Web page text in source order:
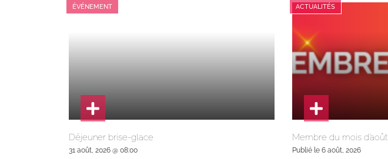
ÉVÉNEMENT
Déjeuner brise-glace
31 août, 2026 @ 08:00
ACTUALITÉS
Membre du mois d’août
Publié le 6 août, 2026